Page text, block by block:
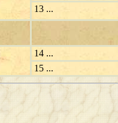
13 ...
14 ...
15 ...